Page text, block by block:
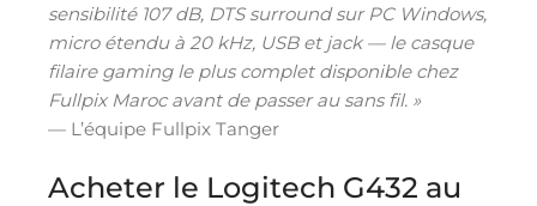
sensibilité 107 dB, DTS surround sur PC Windows,
micro étendu à 20 kHz, USB et jack — le casque
filaire gaming le plus complet disponible chez
Fullpix Maroc avant de passer au sans fil. »
— L’équipe Fullpix Tanger
Acheter le Logitech G432 au